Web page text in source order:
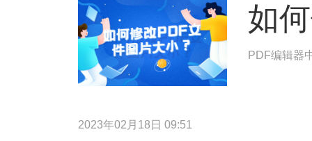
如
PDF编辑器
2023年02月18日 09:51